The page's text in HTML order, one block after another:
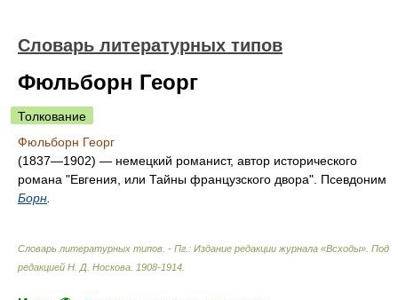
Словарь литературных типов
Фюльборн Георг
Толкование
Фюльборн Георг
(1837—1902) — немецкий романист, автор исторического
романа "Евгения, или Тайны французского двора". Псевдоним
Борн
Словарь литературных типов. - Пг.: Издание редакции журнала «Всходы» Под
редакцией Н. Д. Носкова 1908-1914